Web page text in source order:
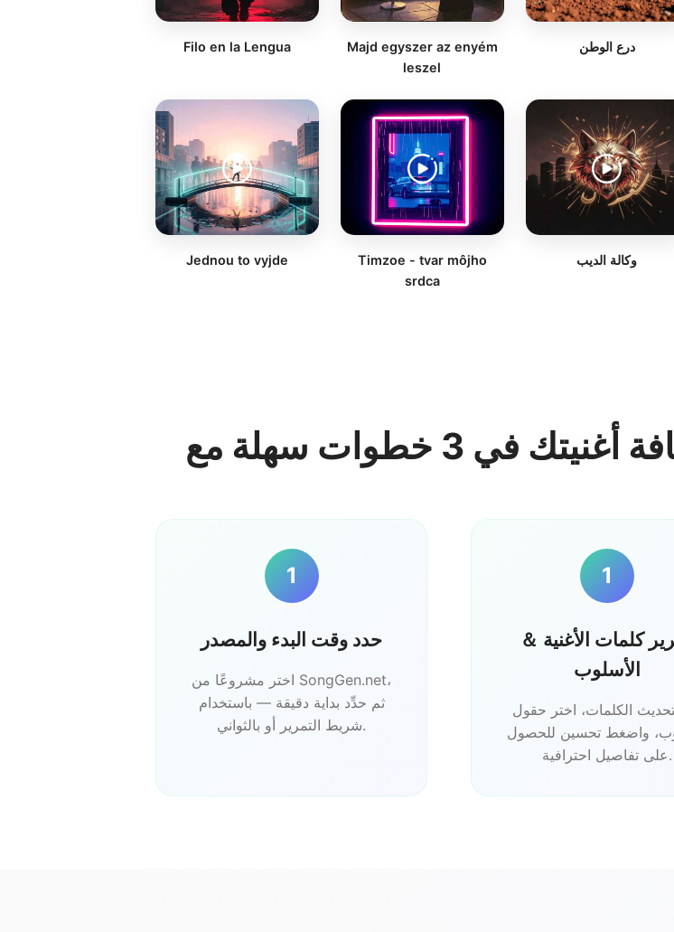
Filo en la Lengua
Majd egyszer az enyém
leszel
درع الوطن
Jednou to vyjde
Timzoe - tvar môjho
srdca
وكالة الديب
1
حدد وقت البدء والمصدر
اختر مشروعًا من SongGen.net،
ثم حدِّد بداية دقيقة — باستخدام
شريط التمرير أو بالثواني.
1
كلمات الأغنية ＆
الأسلوب
الكلمات، اختر حقول
واضغط تحسين للحصول
على تفاصيل احترافية.